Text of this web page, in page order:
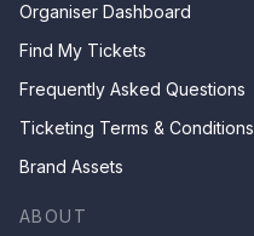
Organiser Dashboard
Find My Tickets
Frequently Asked Questions
Ticketing Terms & Conditions
Brand Assets
ABOUT